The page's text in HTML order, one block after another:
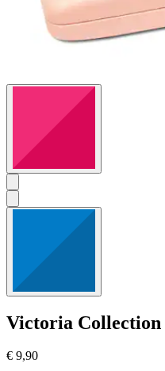
Victoria Collection
€ 9,90